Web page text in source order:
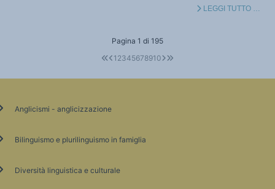
LEGGI TUTTO …
Pagina 1 di 195
1 2345678910
Anglicismi - anglicizzazione
Bilinguismo e plurilinguismo in famiglia
Diversità linguistica e culturale